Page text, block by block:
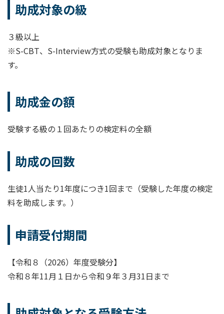
助成対象の級
３級以上
※S-CBT、S-Interview方式の受験も助成対象となりま
す。
助成金の額
受験する級の１回あたりの検定料の全額
助成の回数
生徒1人当たり1年度につき1回まで（受験した年度の検定
料を助成します。）
申請受付期間
【令和８（2026）年度受験分】
令和８年11月１日から令和９年３月31日まで